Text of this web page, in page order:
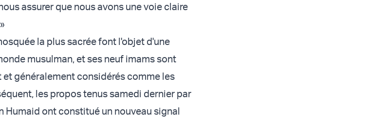
assurer que nous avons une voie claire
la plus sacrée font l'objet d'une
musulman, et ses neuf imams sont
généralement considérés comme les
les propos tenus samedi dernier par
Humaid ont constitué un nouveau signal